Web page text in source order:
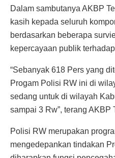
Dalam sambutanya AKBP
kasih kepada seluruh
berdasarkan beberapa
kepercayaan publik
“Sebanyak 618 Pers yang
Progam Polisi RW ini di
sedang untuk di wilayah
sampai 3 Rw”, terang AKBP
Polisi RW merupakan
mengedepankan tindakan